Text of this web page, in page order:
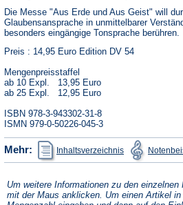
Die Messe "Aus Erde und Aus Geist" will
Glaubensansprache in unmittelbarer
besonders eingängige Tonsprache berühren.
Preis : 14,95 Euro Edition DV 54
Mengenpreisstaffel
ab 10 Expl. 13,95 Euro
ab 25 Expl. 12,95 Euro
ISBN 978-3-943302-31-8
ISMN 979-0-50226-045-3
Mehr: Inhaltsverzeichnis
(Öffnet
in
einem
Tab)
Um weitere Informationen zu den
mit der Maus anklicken. Um einen Artikel